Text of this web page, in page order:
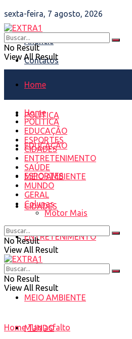
sexta-feira, 7 agosto, 2026
Anuncie
Contatos
No Result
View All Result
Home
POLÍTICA
EDUCAÇÃO
ESPORTES
CIDADES
ENTRETENIMENTO
SAÚDE
MEIO AMBIENTE
MUNDO
Home
POLÍTICA
EDUCAÇÃO
ESPORTES
CIDADES
ENTRETENIMENTO
SAÚDE
MEIO AMBIENTE
MUNDO
GERAL
Colunas
Motor Mais
No Result
View All Result
No Result
View All Result
Home Tag asfalto